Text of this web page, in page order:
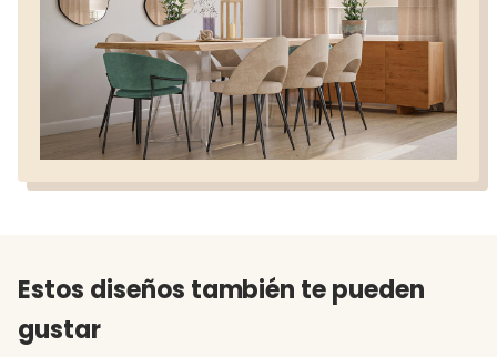
Estos diseños también te pueden
gustar